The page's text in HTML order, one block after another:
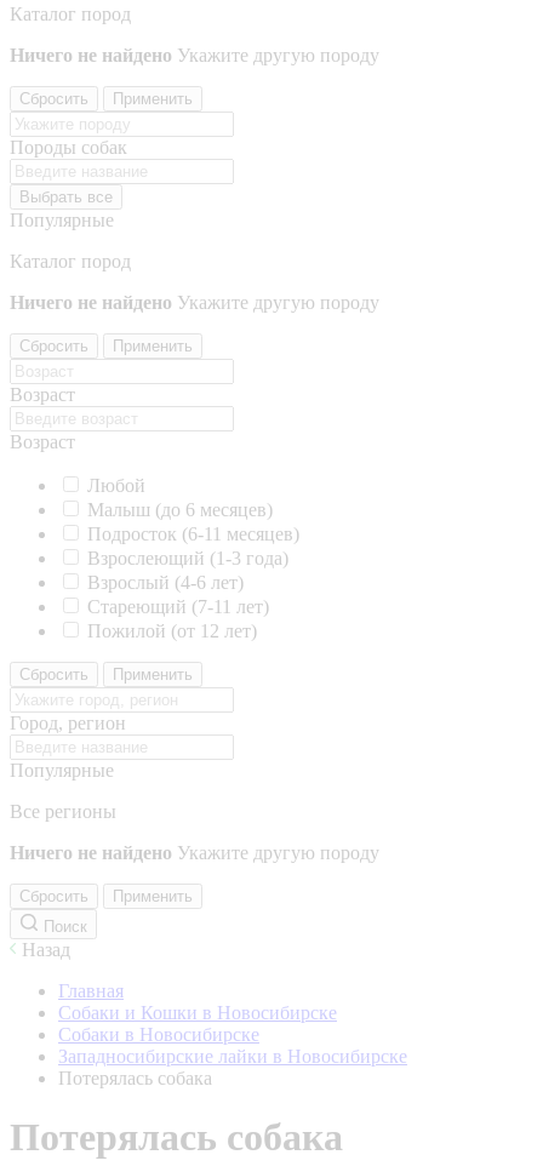
Каталог пород
Ничего не найдено Укажите другую породу
Сбросить Применить
Породы собак
Выбрать все
Популярные
Каталог пород
Ничего не найдено Укажите другую породу
Сбросить Применить
Возраст
Возраст
Любой
Малыш (до 6 месяцев)
Подросток (6-11 месяцев)
Взрослеющий (1-3 года)
Взрослый (4-6 лет)
Стареющий (7-11 лет)
Пожилой (от 12 лет)
Сбросить Применить
Город, регион
Популярные
Все регионы
Ничего не найдено Укажите другую породу
Сбросить
Применить
Поиск
Назад
Главная
Собаки и Кошки в Новосибирске
Собаки в Новосибирске
Западносибирские лайки в Новосибирске
Потерялась собака
Потерялась собака